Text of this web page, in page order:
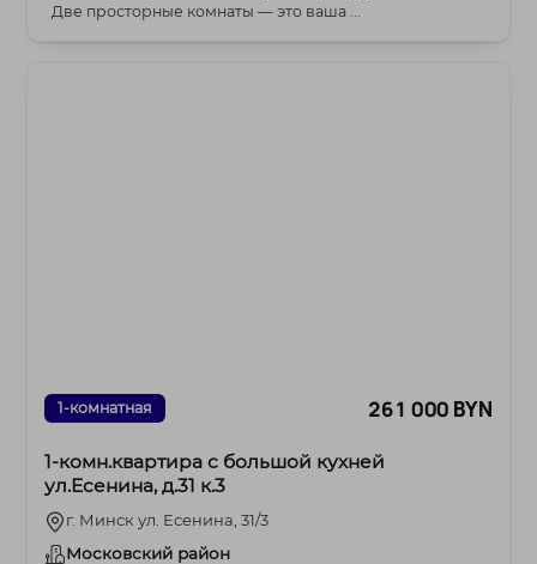
Две просторные комнаты — это ваша ...
1-комнатная 261 000 BYN
1-комн.квартира с большой кухней
ул.Есенина, д.31 к.3
г. Минск ул. Есенина, 31/3
Московский район